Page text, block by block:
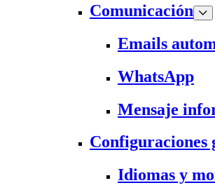
Comunicación
Emails
WhatsApp
Mensaje
Configuraciones
Idiomas y